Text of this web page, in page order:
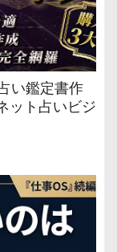
い鑑定書作
ット占いビジ